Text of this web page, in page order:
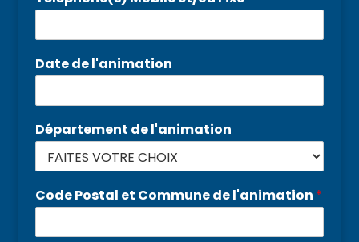
Date de l'animation
Département de l'animation
Code Postal et Commune de l'animation *